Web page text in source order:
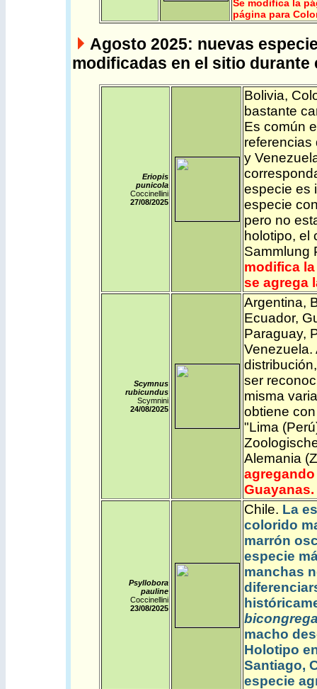
Se modifica la
página para
Agosto 2025: nuevas
modificadas en el sitio durante
Eriopis
punicola
Coccinellini
27/08/2025
Bolivia,
bastante
Es común
y
especie es
especie
pero no
holotipo, el
Sammlung
modifica
se agrega
Scymnus
rubicundus
Scymnini
24/08/2025
Argentina,
Ecuador,
Paraguay,
Venezuela.
ser
misma
obtiene
"Lima
Alemania
Guayanas.
Psyllobora
pauline
Coccinellini
23/08/2025
Chile. La
colorido
marrón
especie
manchas
macho
Holotipo
Santiago,
especie